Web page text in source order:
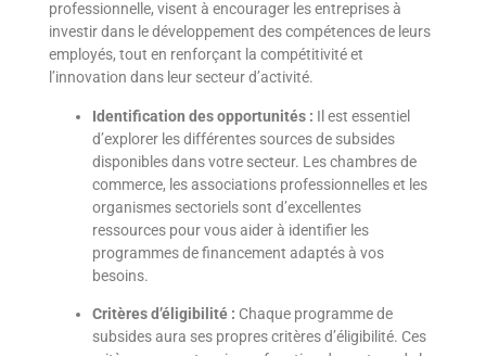
professionnelle, visent à encourager les entreprises à
investir dans le développement des compétences de leurs
employés, tout en renforçant la compétitivité et
l’innovation dans leur secteur d’activité.
Identification des opportunités : Il est essentiel
d’explorer les différentes sources de subsides
disponibles dans votre secteur. Les chambres de
commerce, les associations professionnelles et les
organismes sectoriels sont d’excellentes
ressources pour vous aider à identifier les
programmes de financement adaptés à vos
besoins.
Critères d’éligibilité : Chaque programme de
subsides aura ses propres critères d’éligibilité. Ces